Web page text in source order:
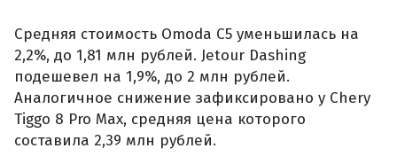
Средняя стоимость Omoda C5 уменьшилась на
2,2%, до 1,81 млн рублей. Jetour Dashing
подешевел на 1,9%, до 2 млн рублей.
Аналогичное снижение зафиксировано у Chery
Tiggo 8 Pro Max, средняя цена которого
составила 2,39 млн рублей.